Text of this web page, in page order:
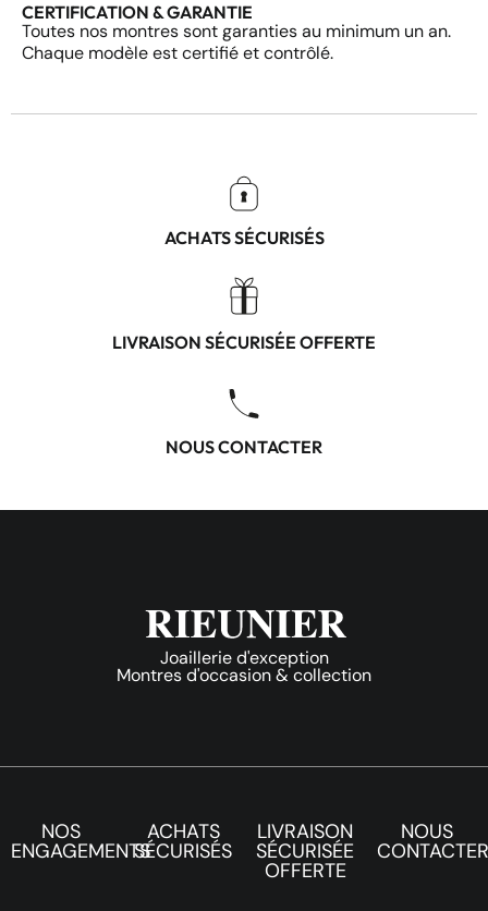
CERTIFICATION & GARANTIE
Toutes nos montres sont garanties au minimum un an.
Chaque modèle est certifié et contrôlé.
ACHATS SÉCURISÉS
LIVRAISON SÉCURISÉE OFFERTE
NOUS CONTACTER
Joaillerie d'exception
Montres d'occasion & collection
NOS
ENGAGEMENTS
ACHATS
SÉCURISÉS
LIVRAISON
SÉCURISÉE
OFFERTE
NOUS
CONTACTER